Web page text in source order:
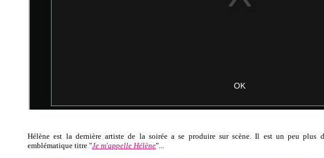
Hélène est la dernière artiste de la soirée a se produire sur scène. Il est un peu plus
emblématique titre "Je m'appelle Hélène"...